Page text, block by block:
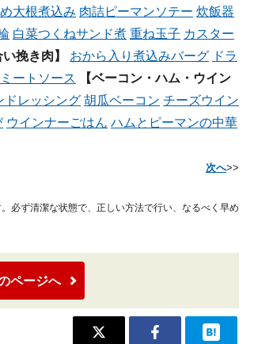
大根煮込み 肉詰ピーマンソテー 炊飯器
白菜つくねサンド煮 重ね玉子 カスター
い挽き肉】 おから入り煮込みバーグ ドラ
ートソース
【ベーコン・ハム・ウイン
ドレッシング 胡瓜ベーコン チーズウイン
ウインナーごはん ハムとピーマンの中華
次へ>>
必ず清潔な状態で、正しい方法で行い、なるべく早め
ページへ